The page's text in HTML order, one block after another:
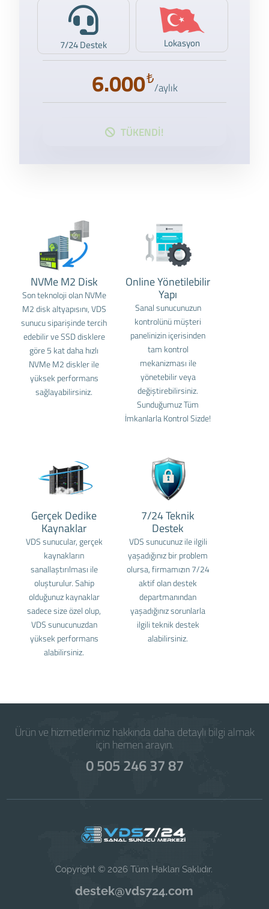
7/24 Destek Lokasyon
₺
6.000 /aylık
TÜKENDİ!
NVMe M2 Disk
Son teknoloji olan NVMe
M2 disk altyapısını, VDS
sunucu siparişinde tercih
edebilir ve SSD disklere
göre 5 kat daha hızlı
NVMe M2 diskler ile
yüksek performans
sağlayabilirsiniz.
Online Yönetilebilir
Yapı
Sanal sunucunuzun
kontrolünü müşteri
panelinizin içerisinden
tam kontrol
mekanizması ile
yönetebilir veya
değiştirebilirsiniz.
Sunduğumuz Tüm
İmkanlarla Kontrol Sizde!
Gerçek Dedike
Kaynaklar
VDS sunucular, gerçek
kaynakların
sanallaştırılması ile
oluşturulur. Sahip
olduğunuz kaynaklar
sadece size özel olup,
VDS sunucunuzdan
yüksek performans
alabilirsiniz.
7/24 Teknik
Destek
VDS sunucunuz ile ilgili
yaşadığınız bir problem
olursa, firmamızın 7/24
aktif olan destek
departmanından
yaşadığınız sorunlarla
ilgili teknik destek
alabilirsiniz.
Ürün ve hizmetlerimiz hakkında daha detaylı bilgi almak
için hemen arayın.
0 505 246 37 87
Copyright © 2026 Tüm Hakları Saklıdır.
destek@vds724.com